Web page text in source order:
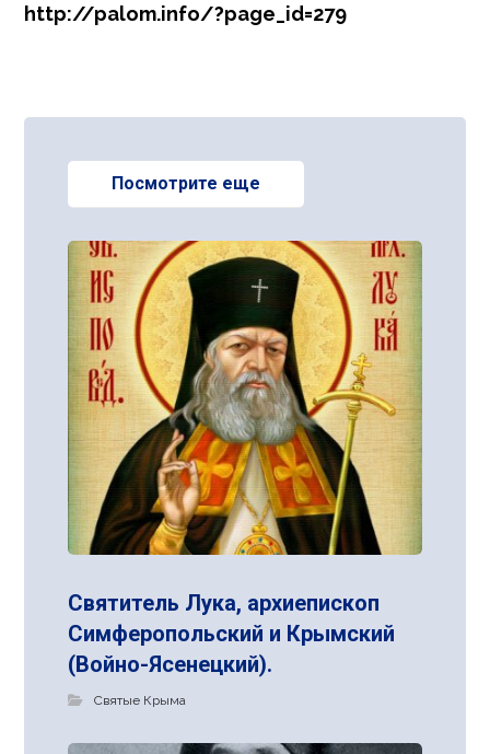
http://palom.info/?page_id=279
Посмотрите еще
Святитель Лука, архиепископ
Симферопольский и Крымский
(Войно-Ясенецкий).
Святые Крыма